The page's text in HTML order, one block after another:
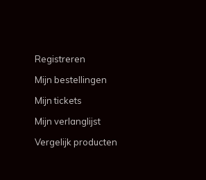
Registreren
Mijn bestellingen
Mijn tickets
Mijn verlanglijst
Vergelijk producten